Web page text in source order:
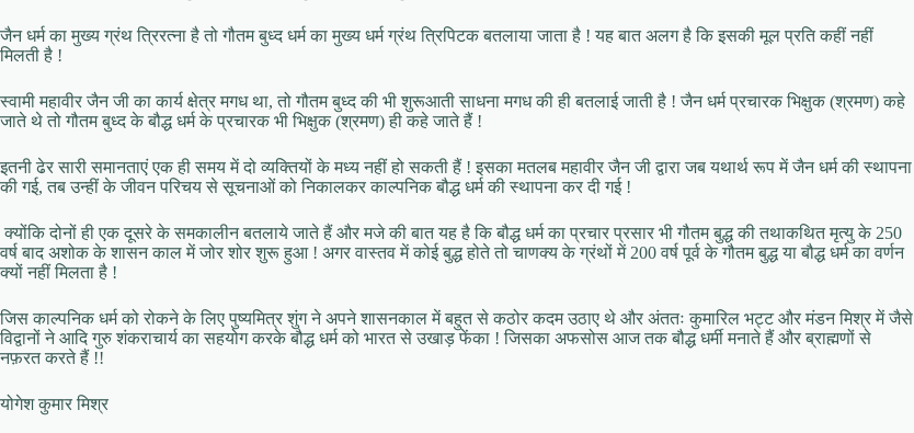
जैन धर्म का मुख्य ग्रंथ त्रिरत्ना है तो गौतम बुध्द धर्म का मुख्य धर्म ग्रंथ त्रिपिटक बतलाया जाता है ! यह बात अलग है कि इसकी मूल प्रति कहीं नहीं
मिलती है !
स्वामी महावीर जैन जी का कार्य क्षेत्र मगध था, तो गौतम बुध्द की भी शुरूआती साधना मगध की ही बतलाई जाती है ! जैन धर्म प्रचारक भिक्षुक (श्रमण) कहे
जाते थे तो गौतम बुध्द के बौद्ध धर्म के प्रचारक भी भिक्षुक (श्रमण) ही कहे जाते हैं !
इतनी ढेर सारी समानताएं एक ही समय में दो व्यक्तियों के मध्य नहीं हो सकती हैं ! इसका मतलब महावीर जैन जी द्वारा जब यथार्थ रूप में जैन धर्म की स्थापना
की गई, तब उन्हीं के जीवन परिचय से सूचनाओं को निकालकर काल्पनिक बौद्ध धर्म की स्थापना कर दी गई !
क्योंकि दोनों ही एक दूसरे के समकालीन बतलाये जाते हैं और मजे की बात यह है कि बौद्ध धर्म का प्रचार प्रसार भी गौतम बुद्ध की तथाकथित मृत्यु के 250
वर्ष बाद अशोक के शासन काल में जोर शोर शुरू हुआ ! अगर वास्तव में कोई बुद्ध होते तो चाणक्य के ग्रंथों में 200 वर्ष पूर्व के गौतम बुद्ध या बौद्ध धर्म का वर्णन
क्यों नहीं मिलता है !
जिस काल्पनिक धर्म को रोकने के लिए पुष्यमित्र शुंग ने अपने शासनकाल में बहुत से कठोर कदम उठाए थे और अंततः कुमारिल भट्ट और मंडन मिश्र में जैसे
विद्वानों ने आदि गुरु शंकराचार्य का सहयोग करके बौद्ध धर्म को भारत से उखाड़ फेंका ! जिसका अफसोस आज तक बौद्ध धर्मी मनाते हैं और ब्राह्मणों से
नफ़रत करते हैं !!
योगेश कुमार मिश्र